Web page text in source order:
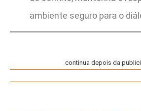
ambiente seguro para o
continua depois da